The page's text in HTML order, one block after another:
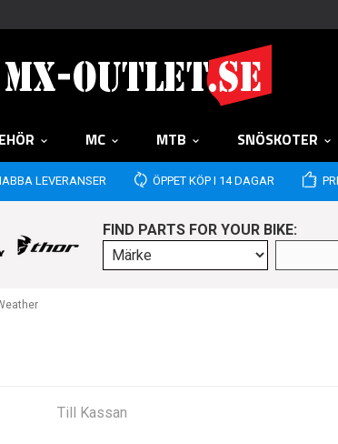
MC MTB SNÖSKOTER
LEVERANSER ÖPPET KÖP I 14 DAGAR
FIND PARTS FOR YOUR BIKE:
Till Kassan